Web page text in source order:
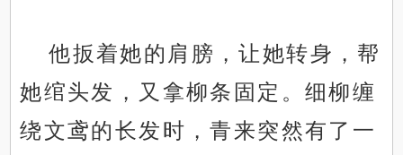
他扳着她的肩膀，让她转身，帮
她绾头发，又拿柳条固定。细柳缠
绕文鸢的长发时，青来突然有了一